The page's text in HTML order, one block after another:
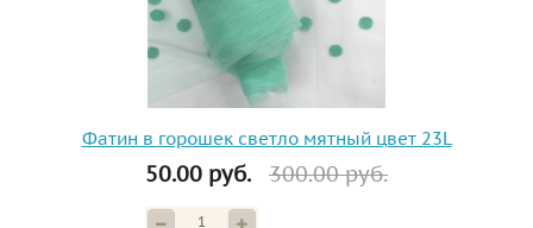
Фатин в горошек светло мятный цвет 23L
50.00 руб. 300.00 руб.